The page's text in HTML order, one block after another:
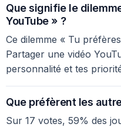
Que signifie le
YouTube » ?
Ce dilemme « Tu
Partager une vidéo
personnalité et tes
Que préfèrent les
Sur 17 votes, 59% des